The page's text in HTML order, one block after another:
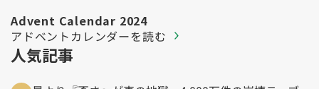
Advent Calendar 2024
アドベントカレンダーを読む
人気記事